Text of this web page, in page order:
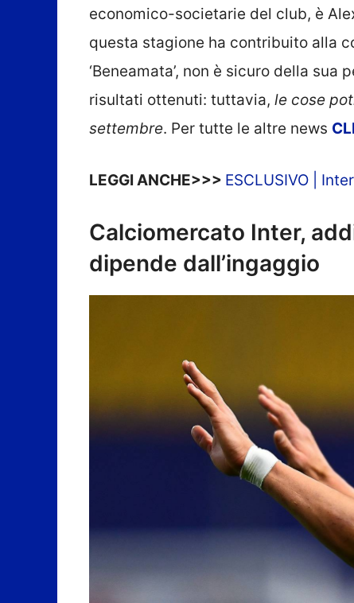
economico-societarie del club, è
questa stagione ha contribuito alla
‘Beneamata’, non è sicuro della
risultati ottenuti: tuttavia, le cose
settembre. Per tutte le altre news
LEGGI ANCHE>>> ESCLUSIVO |
Calciomercato Inter,
dipende dall’ingaggio